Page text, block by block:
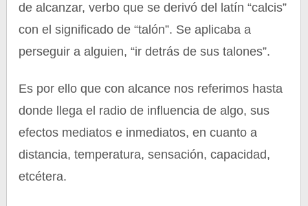
de alcanzar, verbo que se derivó del latín “calcis”
con el significado de “talón”. Se aplicaba a
perseguir a alguien, “ir detrás de sus talones”.
Es por ello que con alcance nos referimos hasta
donde llega el radio de influencia de algo, sus
efectos mediatos e inmediatos, en cuanto a
distancia, temperatura, sensación, capacidad,
etcétera.